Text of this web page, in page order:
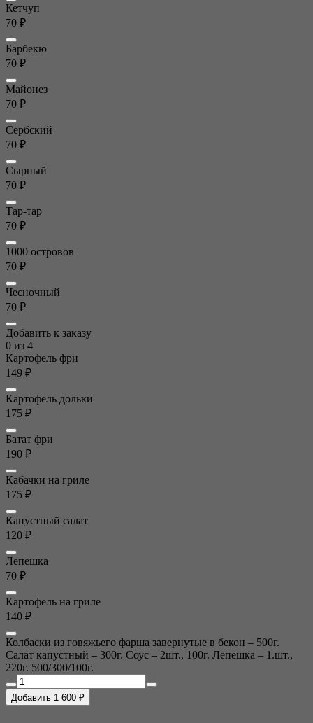
Кетчуп
70 ₽
Барбекю
70 ₽
Майонез
70 ₽
Сербский
70 ₽
Сырный
70 ₽
Тар-тар
70 ₽
1000 островов
70 ₽
Чесночный
70 ₽
Добавить к заказу
0 из 4
Картофель фри
149 ₽
Картофель дольки
175 ₽
Батат фри
190 ₽
Кабачки на гриле
175 ₽
Капустный салат
120 ₽
Лепешка
70 ₽
Картофель на гриле
140 ₽
Колбаски из говяжьего фарша завернутые в бекон – 500г.
Салат капустный – 300г. Соус – 2шт., 100г. Лепёшка – 1.шт.,
220г. 500/300/100г.
Добавить 1 600 ₽